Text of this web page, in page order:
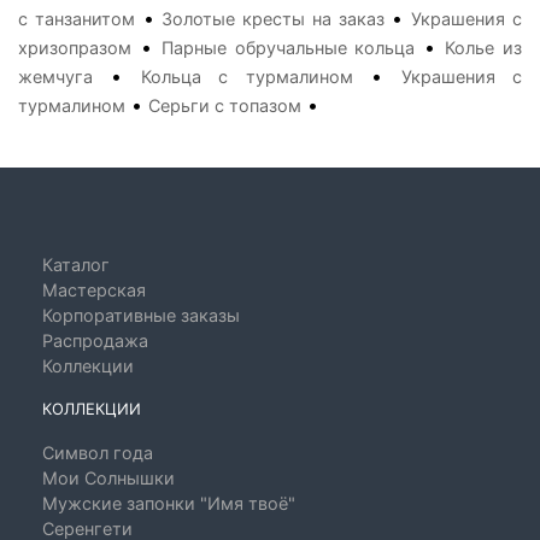
с танзанитом • Золотые кресты на заказ•Украшения с
хризопразом
• Парные обручальные кольца •
Колье из
жемчуга
• Кольца с турмалином •
Украшения с
турмалином • Серьги с топазом •
Каталог
Мастерская
Корпоративные заказы
Распродажа
Коллекции
КОЛЛЕКЦИИ
Символ года
Мои Солнышки
Мужские запонки "Имя твоё"
Серенгети